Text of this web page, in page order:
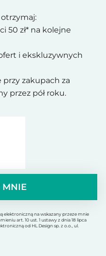
50 zł* na kolejne
i ekskluzywnych
zakupach za
przez pół roku.
MNIE
na wskazany przeze mnie
art. 10 ust. 1 ustawy z dnia 18 lipca
od HL Design sp. z o.o., ul.